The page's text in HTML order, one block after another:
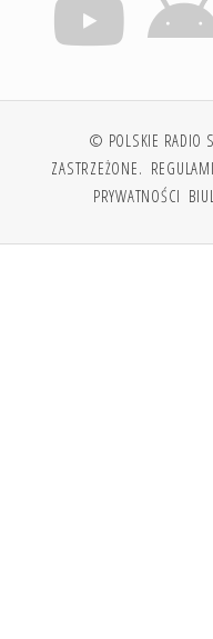
© POLSKIE RADIO
ZASTRZEŻONE.
PRYWATNOŚCI